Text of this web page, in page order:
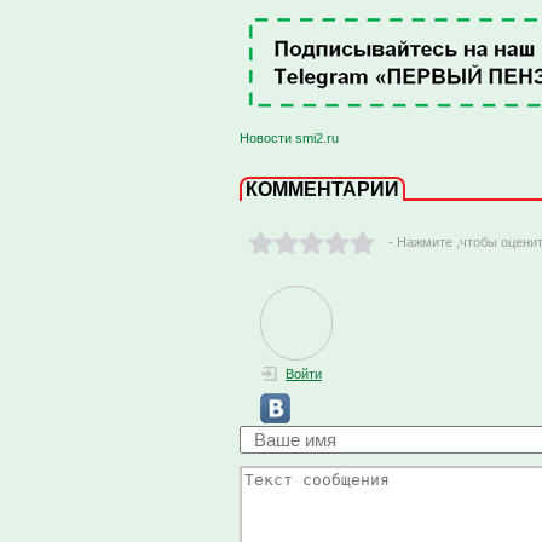
Новости smi2.ru
КОММЕНТАРИИ
- Нажмите ,чтобы
Войти